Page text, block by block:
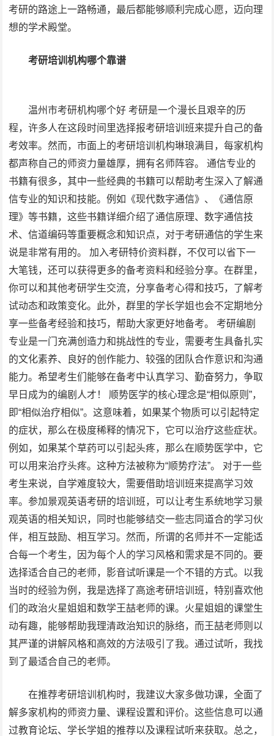
考研的路途上一路畅通，最后都能够顺利完成心愿，迈向理
想的学术殿堂。
考研培训机构哪个靠谱
温州市考研机构哪个好 考研是一个漫长且艰辛的历
程，许多人在这段时间里选择报考研培训班来提升自己的备
考效率。然而，市面上的考研培训机构琳琅满目，每家机构
都声称自己的师资力量雄厚，拥有名师阵容。 通信专业的
书籍有很多，其中一些经典的书籍可以帮助考生深入了解通
信专业的知识和技能。例如《现代数字通信》、《通信原
理》等书籍，这些书籍详细介绍了通信原理、数字通信技
术、信道编码等重要概念和知识点，对于考研通信的学生来
说是非常有用的。 加入考研特价资料群，不仅可以省下一
大笔钱，还可以获得更多的备考资料和经验分享。在群里，
你可以和其他考研学生交流，分享备考心得和技巧，了解考
试动态和政策变化。此外，群里的学长学姐也会不定期地分
享一些备考经验和技巧，帮助大家更好地备考。 考研编剧
专业是一门充满创造力和挑战性的专业，需要考生具备扎实
的文化素养、良好的创作能力、较强的团队合作意识和沟通
能力。希望考生们能够在备考中认真学习、勤奋努力，争取
早日成为的编剧人才！ 顺势医学的核心理念是“相似原则”，
即“相似治疗相似”。这意味着，如果某个物质可以引起特定
的症状，那么在极度稀释的情况下，它可以治疗这些症状。
例如，如果某个草药可以引起头疼，那么在顺势医学中，它
可以用来治疗头疼。这种方法被称为“顺势疗法”。 对于一些
考生来说，自学难度较大，需要借助培训班来提高学习效
率。参加景观英语考研的培训班，可以让考生系统地学习景
观英语的相关知识，同时也能够结交一些志同道合的学习伙
伴，相互鼓励、相互学习。然而，所谓的名师并不一定能适
合每一个考生，因为每个人的学习风格和需求是不同的。要
选择适合自己的老师，影音试听课是一个不错的方式。以我
当时的经验为例，我是选择了高途考研培训班，特别喜欢他
们的政治火星姐姐和数学王喆老师的课。火星姐姐的课堂生
动有趣，能够帮助我理清政治知识的脉络，而王喆老师则以
其严谨的讲解风格和高效的方法吸引了我。通过试听，我找
到了最适合自己的老师。
在推荐考研培训机构时，我建议大家多做功课，全面了
解多家机构的师资力量、课程设置和评价。这些信息可以通
过教育论坛、学长学姐的推荐以及课程试听来获取。总之，